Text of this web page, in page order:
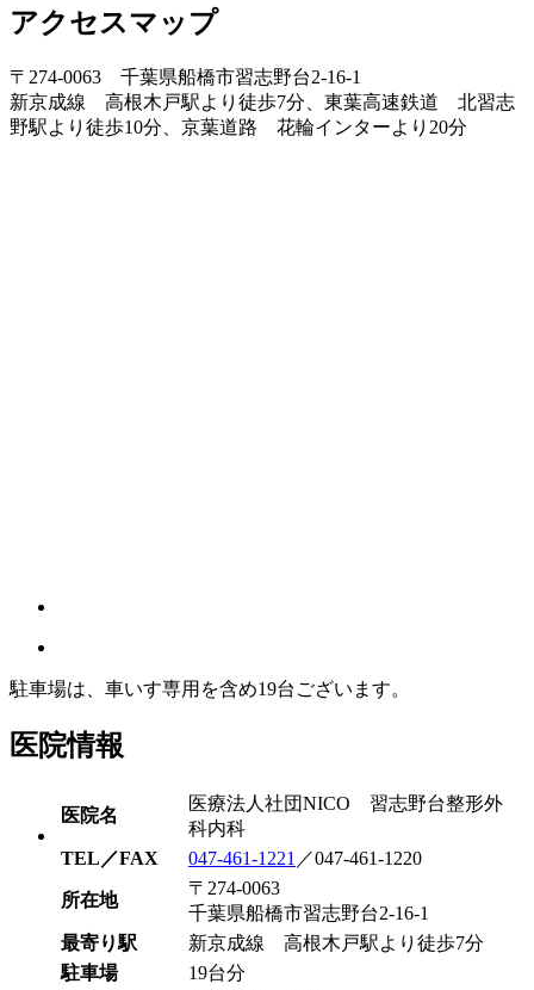
アクセスマップ
〒274-0063 千葉県船橋市習志野台2-16-1
新京成線 高根木戸駅より徒歩7分、東葉高速鉄道 北習志
野駅より徒歩10分、京葉道路 花輪インターより20分
駐車場は、車いす専用を含め19台ございます。
医院情報
医院名
医療法人社団NICO 習志野台整形外
科内科
TEL／FAX
047-461-1221 ／047-461-1220
所在地
〒274-0063
千葉県船橋市習志野台2-16-1
最寄り駅
新京成線 高根木戸駅より徒歩7分
駐車場
19台分